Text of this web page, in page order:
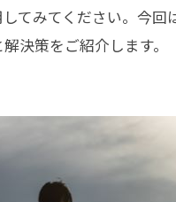
てみてください。今回
決策をご紹介します。